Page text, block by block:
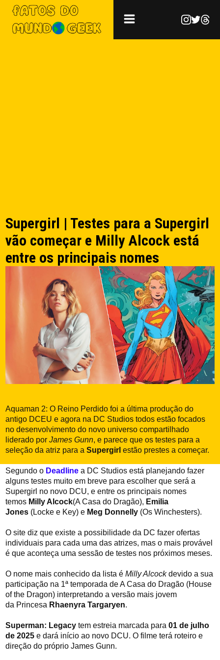
Supergirl | Testes para a Supergirl
vão começar e Milly Alcock está
entre os principais nomes
Aquaman 2: O Reino Perdido foi a última produção do
antigo DCEU e agora na DC Studios todos estão focados
no desenvolvimento do novo universo compartilhado
liderado porJames Gunn, e parece que os testes para a
seleção da atriz para aSupergirlestão prestes a começar.
Segundo o Deadline a DC Studios está planejando fazer
alguns testes muito em breve para escolher que será a
Supergirl no novo DCU, e entre os principais nomes
temos Milly Alcock(A Casa do Dragão), Emilia
Jones (Locke e Key) e Meg Donnelly (Os Winchesters).
O site diz que existe a possibilidade da DC fazer ofertas
individuais para cada uma das atrizes, mas o mais provável
é que aconteça uma sessão de testes nos próximos meses.
O nome mais conhecido da lista éMilly Alcockdevido a sua
participação na 1ª temporada de A Casa do Dragão (House
of the Dragon) interpretando a versão mais jovem
da Princesa Rhaenyra Targaryen.
Superman: Legacy tem estreia marcada para01 de julho
de 2025 e dará início ao novo DCU. O filme terá roteiro e
direção do próprio James Gunn.